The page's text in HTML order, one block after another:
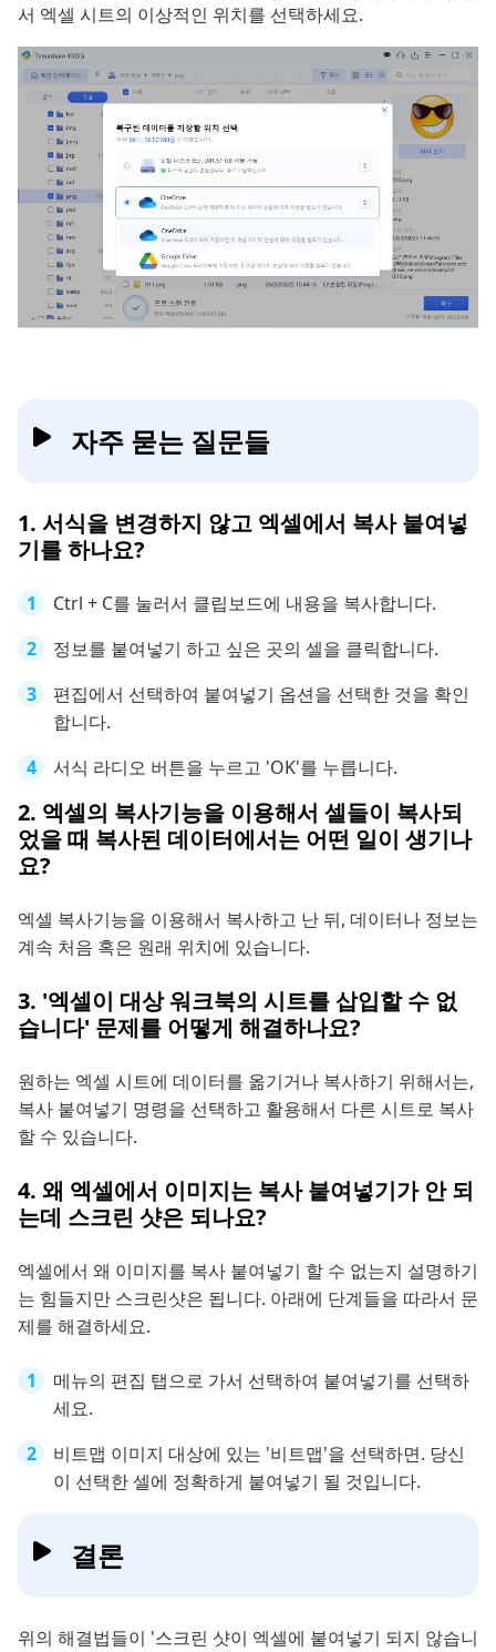
서 엑셀 시트의 이상적인 위치를 선택하세요.
자주 묻는 질문들
1. 서식을 변경하지 않고 엑셀에서 복사 붙여넣
기를 하나요?
Ctrl + C를 눌러서 클립보드에 내용을 복사합니다.
정보를 붙여넣기 하고 싶은 곳의 셀을 클릭합니다.
편집에서 선택하여 붙여넣기 옵션을 선택한 것을 확인
합니다.
서식 라디오 버튼을 누르고 'OK'를 누릅니다.
2. 엑셀의 복사기능을 이용해서 셀들이 복사되
었을 때 복사된 데이터에서는 어떤 일이 생기나
요?
엑셀 복사기능을 이용해서 복사하고 난 뒤, 데이터나 정보는
계속 처음 혹은 원래 위치에 있습니다.
3. '엑셀이 대상 워크북의 시트를 삽입할 수 없
습니다' 문제를 어떻게 해결하나요?
원하는 엑셀 시트에 데이터를 옮기거나 복사하기 위해서는,
복사 붙여넣기 명령을 선택하고 활용해서 다른 시트로 복사
할 수 있습니다.
4. 왜 엑셀에서 이미지는 복사 붙여넣기가 안 되
는데 스크린 샷은 되나요?
엑셀에서 왜 이미지를 복사 붙여넣기 할 수 없는지 설명하기
는 힘들지만 스크린샷은 됩니다. 아래에 단계들을 따라서 문
제를 해결하세요.
메뉴의 편집 탭으로 가서 선택하여 붙여넣기를 선택하
세요.
비트맵 이미지 대상에 있는 '비트맵'을 선택하면. 당신
이 선택한 셀에 정확하게 붙여넣기 될 것입니다.
결론
위의 해결법들이 '스크린 샷이 엑셀에 붙여넣기 되지 않습니